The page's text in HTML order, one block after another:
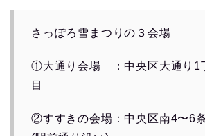
さっぽろ雪まつりの３会場
①大通り会場 ：中央区大通り1
目
②すすきの会場：中央区南4〜6